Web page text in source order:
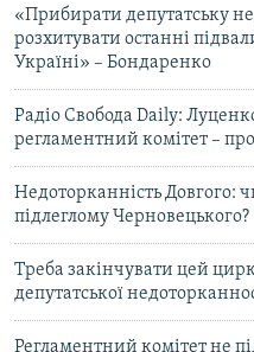
«Прибирати депутатську
розхитувати останні
Україні» – Бондаренко
Радіо Свобода Daily:
регламентний комітет –
Недоторканність Довгого:
підлеглому Черновецького?
Треба закінчувати цей
депутатської
Регламентний комітет не